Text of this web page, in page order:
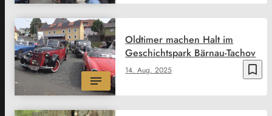
bookmark_border
14. Aug. 2025
Oldtimer machen Halt im
Geschichtspark Bärnau-Tachov